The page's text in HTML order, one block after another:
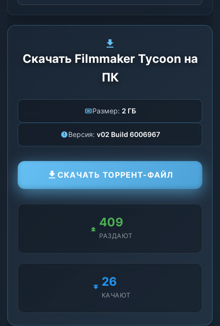
Скачать Filmmaker Tycoon на
ПК
Размер: 2 ГБ
Версия: v02 Build 6006967
СКАЧАТЬ ТОРРЕНТ-ФАЙЛ
404
РАЗДАЮТ
26
КАЧАЮТ